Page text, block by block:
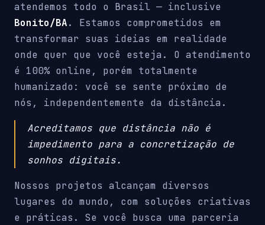
atendemos todo o Brasil — inclusive
Bonito/BA. Estamos comprometidos em
transformar suas ideias em realidade
onde quer que você esteja. O atendimento
é 100% online, porém totalmente
humanizado: você se sente próximo de
nós, independentemente da distância.
Acreditamos que distância não é
impedimento para a concretização de
sonhos digitais.
Nossos projetos alcançam diversos
lugares do mundo, com soluções criativas
e práticas. Se você busca uma parceria